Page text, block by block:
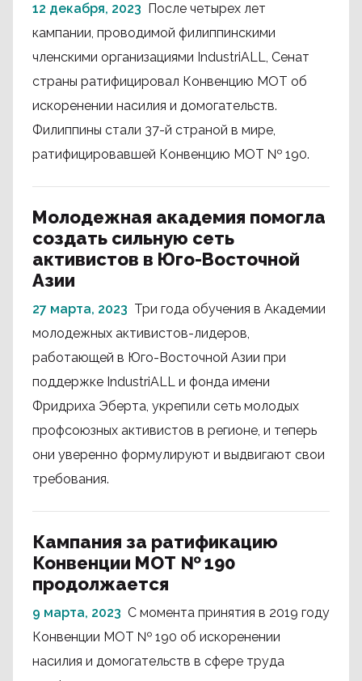
12 декабря, 2023 После четырех лет
кампании, проводимой филиппинскими
членскими организациями IndustriALL, Сенат
страны ратифицировал Конвенцию МОТ об
искоренении насилия и домогательств.
Филиппины стали 37-й страной в мире,
ратифицировавшей Конвенцию МОТ № 190.
Молодежная академия помогла
создать сильную сеть
активистов в Юго-Восточной
Азии
27 марта, 2023 Три года обучения в Академии
молодежных активистов-лидеров,
работающей в Юго-Восточной Азии при
поддержке IndustriALL и фонда имени
Фридриха Эберта, укрепили сеть молодых
профсоюзных активистов в регионе, и теперь
они уверенно формулируют и выдвигают свои
требования.
Кампания за ратификацию
Конвенции МОТ № 190
продолжается
9 марта, 2023 С момента принятия в 2019 году
Конвенции МОТ № 190 об искоренении
насилия и домогательств в сфере труда